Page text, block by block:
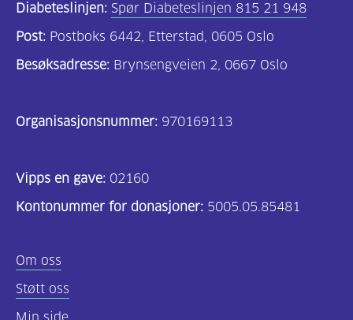
1
Diabetes
type
(19)
Hva
Diabeteslinjen: Spør Diabeteslinjen 815 21 948
Post: Postboks 6442, Etterstad, 0605 Oslo
Besøksadresse: Brynsengveien 2, 0667 Oslo
Organisasjonsnummer: 970169113
Vipps en gave: 02160
Kontonummer for donasjoner: 5005.05.85481
Om oss
Støtt oss